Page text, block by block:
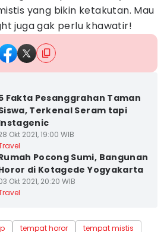
yang bikin ketakutan. Mau
juga gak perlu khawatir!
Fakta Pesanggrahan Taman
Terkenal Seram tapi
Okt 2021, 19:00 WIB
Pocong Sumi, Bangunan
di Kotagede Yogyakarta
Okt 2021, 20:20 WIB
tempat horor
tempat mistis